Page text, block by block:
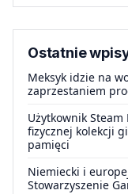
Ostatnie
Meksyk idzie na
zaprzestaniem
Użytkownik
fizycznej kolekcji
pamięci
Niemiecki i
Stowarzyszenie